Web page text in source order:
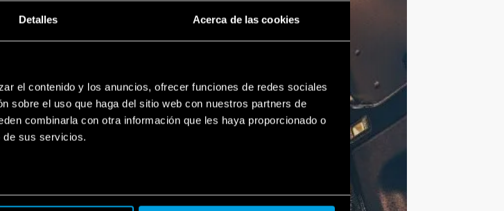
Detalles Acerca de las cookies
el contenido y los anuncios, ofrecer funciones de redes sociales
sobre el uso que haga del sitio web con nuestros partners de
combinarla con otra información que les haya proporcionado o
de sus servicios.